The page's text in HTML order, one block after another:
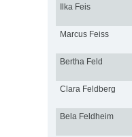
Ilka Feis
Marcus Feiss
Bertha Feld
Clara Feldberg
Bela Feldheim